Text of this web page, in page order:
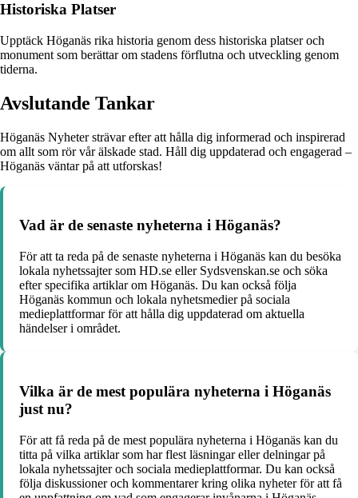
Historiska Platser
Upptäck Höganäs rika historia genom dess historiska platser och
monument som berättar om stadens förflutna och utveckling genom
tiderna.
Avslutande Tankar
Höganäs Nyheter strävar efter att hålla dig informerad och inspirerad
om allt som rör vår älskade stad. Håll dig uppdaterad och engagerad –
Höganäs väntar på att utforskas!
Vad är de senaste nyheterna i Höganäs?
För att ta reda på de senaste nyheterna i Höganäs kan du besöka
lokala nyhetssajter som HD.se eller Sydsvenskan.se och söka
efter specifika artiklar om Höganäs. Du kan också följa
Höganäs kommun och lokala nyhetsmedier på sociala
medieplattformar för att hålla dig uppdaterad om aktuella
händelser i området.
Vilka är de mest populära nyheterna i Höganäs
just nu?
För att få reda på de mest populära nyheterna i Höganäs kan du
titta på vilka artiklar som har flest läsningar eller delningar på
lokala nyhetssajter och sociala medieplattformar. Du kan också
följa diskussioner och kommentarer kring olika nyheter för att få